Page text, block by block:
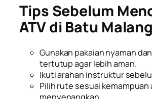
Tips Sebelum
ATV di Batu Malang
Gunakan pakaian nyaman
tertutup agar lebih aman.
Ikuti arahan instruktur
Pilih rute sesuai